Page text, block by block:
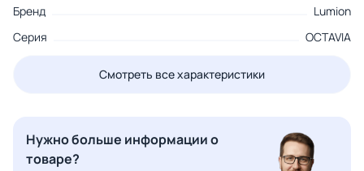
Бренд
Lumion
Серия
OCTAVIA
Смотреть все характеристики
Нужно больше информации о
товаре?